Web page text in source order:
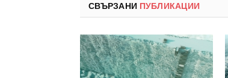
СВЪРЗАНИ ПУБЛИКАЦИИ